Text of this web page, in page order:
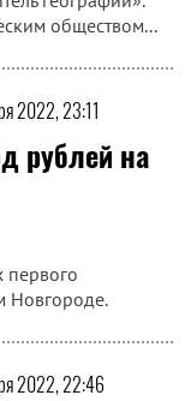
обществом...
2022, 23:11
рублей на
Новгороде.
2022, 22:46